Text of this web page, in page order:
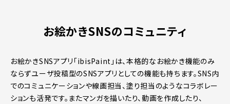
お絵かきSNSのコミュニティ
お絵かきSNSアプリ「ibisPaint」は、本格的なお絵かき機能のみ
ならずユーザ投稿型のSNSアプリとしての機能も持ちます。SNS内
でのコミュニケーションや線画担当、塗り担当のようなコラボレー
ションも活発です。またマンガを描いたり、動画を作成したり、